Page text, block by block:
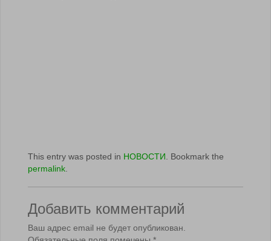
This entry was posted in НОВОСТИ . Bookmark the
permalink
Добавить комментарий
Ваш адрес email не будет опубликован.